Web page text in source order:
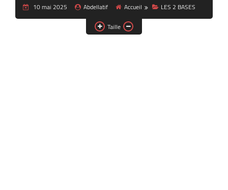
10 mai 2025 Abdellatif Accueil
LES 2 BASES
Taille